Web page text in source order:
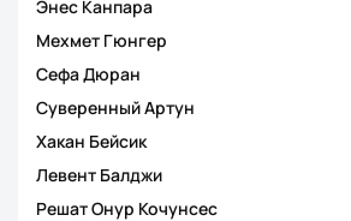
Энес Канпара
Мехмет Гюнгер
Сефа Дюран
Суверенный Артун
Хакан Бейсик
Левент Балджи
Решат Онур Кочунсес